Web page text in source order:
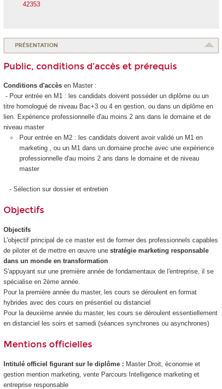
42353
PRÉSENTATION
Public, conditions d’accès et prérequis
Conditions d'accèsen Master :
- Pour entrée en M1 : les candidats doivent posséder un diplôme ou un
titre homologué de niveau Bac+3 ou 4 en gestion, ou dans un diplôme en
lien. Expérience professionnelle d'au moins 2 ans dans le domaine et de
niveau master
Pour entrée en M2 : les candidats doivent avoir validé un M1 en
marketing , ou un M1 dans un domaine proche avec une expérience
professionnelle d'au moins 2 ans dans le domaine et de niveau
master
- Sélection sur dossier et entretien
Objectifs
Objectifs
L'objectif principal de ce master est de former des professionnels capables
de piloter et de mettre en œuvre une stratégie marketing responsable
dans un monde en transformation
S'appuyant sur une première année de fondamentaux de l'entreprise, il se
spécialise en 2ème année.
Pour la première année du master, les cours se déroulent en format
hybrides avec des cours en présentiel ou distanciel
Pour la deuxième année du master, les cours se déroulent essentiellement
en distanciel les soirs et samedi (séances synchrones ou asynchrones)
Mentions officielles
Intitulé officiel figurant sur le diplôme : Master Droit, économie et
gestion mention marketing, vente Parcours Intelligence marketing et
entreprise responsable